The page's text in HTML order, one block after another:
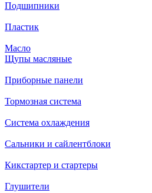
Подшипники
Пластик
Масло
Щупы масляные
Приборные панели
Тормозная система
Система охлаждения
Сальники и сайлентблоки
Кикстартер и стартеры
Глушители